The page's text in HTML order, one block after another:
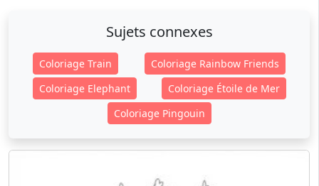
Sujets connexes
Coloriage Train
Coloriage Rainbow Friends
Coloriage Elephant
Coloriage Étoile de Mer
Coloriage Pingouin